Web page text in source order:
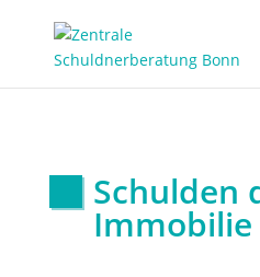
Schulden
Immobilie